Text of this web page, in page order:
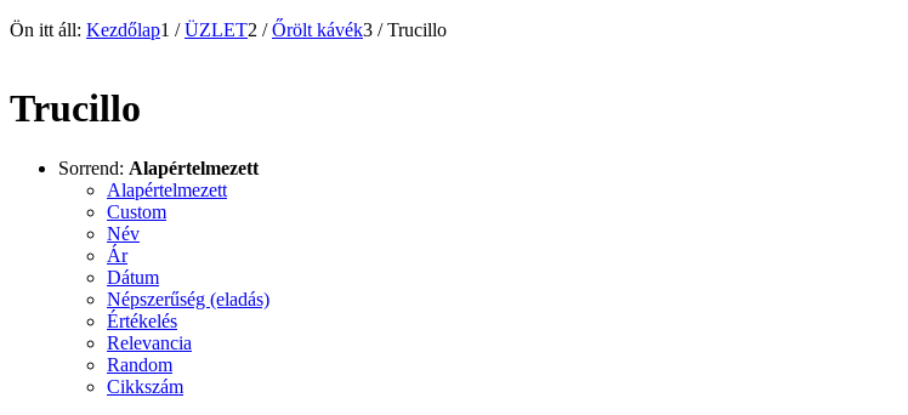
Ön itt áll: Kezdőlap1 / ÜZLET2 / Őrölt kávék3 / Trucillo
Trucillo
Sorrend: Alapértelmezett
Alapértelmezett
Custom
Név
Ár
Dátum
Népszerűség (eladás)
Értékelés
Relevancia
Random
Cikkszám